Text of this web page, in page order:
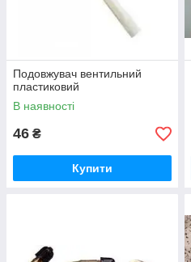
Подовжувач вентильний
пластиковий
В наявності
46 ₴
Купити